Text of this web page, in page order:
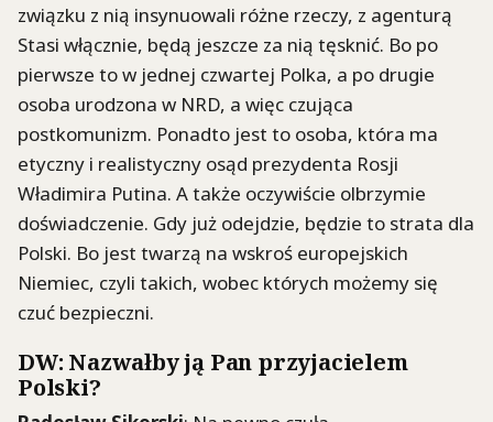
związku z nią insynuowali różne rzeczy, z agenturą
Stasi włącznie, będą jeszcze za nią tęsknić. Bo po
pierwsze to w jednej czwartej Polka, a po drugie
osoba urodzona w NRD, a więc czująca
postkomunizm. Ponadto jest to osoba, która ma
etyczny i realistyczny osąd prezydenta Rosji
Władimira Putina. A także oczywiście olbrzymie
doświadczenie. Gdy już odejdzie, będzie to strata dla
Polski. Bo jest twarzą na wskroś europejskich
Niemiec, czyli takich, wobec których możemy się
czuć bezpieczni.
DW: Nazwałby ją Pan przyjacielem
Polski?